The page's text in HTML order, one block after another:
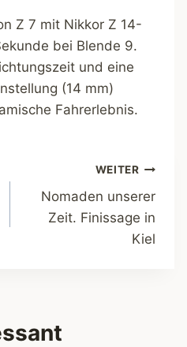
Z 7 mit Nikkor Z 14-
bei Blende 9.
und eine
(14 mm)
Fahrerlebnis.
WEITER
Nomaden unserer
Zeit. Finissage in
Kiel